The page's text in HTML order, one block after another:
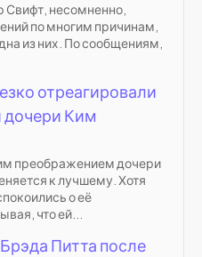
несомненно,
по многим причинам,
из них. По сообщениям,
отреагировали
дочери Ким
преображением дочери
к лучшему. Хотя
о её
что ей...
Питта после